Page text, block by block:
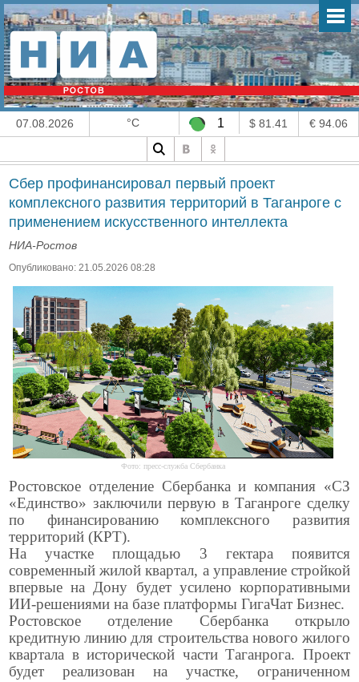
07.08.2026 °C 1 $ 81.41 € 94.06
Сбер профинансировал первый проект
комплексного развития территорий в Таганроге с
применением искусственного интеллекта
НИА-Ростов
Опубликовано: 21.05.2026 08:28
Фото: пресс-служба Сбербанка
Ростовское отделение Сбербанка и компания «СЗ
«Единство» заключили первую в Таганроге сделку
по финансированию комплексного развития
территорий (КРТ).
На участке площадью 3 гектара появится
современный жилой квартал, а управление стройкой
впервые на Дону будет усилено корпоративными
ИИ-решениями на базе платформы ГигаЧат Бизнес.
Ростовское отделение Сбербанка открыло
кредитную линию для строительства нового жилого
квартала в исторической части Таганрога. Проект
будет реализован на участке, ограниченном